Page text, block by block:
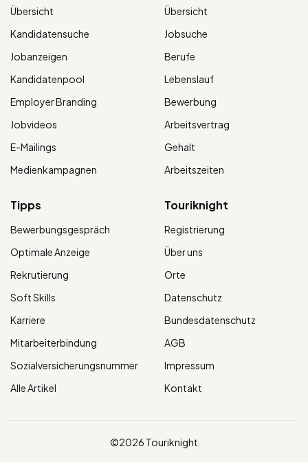
Übersicht
Kandidatensuche
Jobanzeigen
Kandidatenpool
Employer Branding
Jobvideos
E-Mailings
Medienkampagnen
Übersicht
Jobsuche
Berufe
Lebenslauf
Bewerbung
Arbeitsvertrag
Gehalt
Arbeitszeiten
Tipps
Bewerbungsgespräch
Optimale Anzeige
Rekrutierung
Soft Skills
Karriere
Mitarbeiterbindung
Sozialversicherungsnummer
Alle Artikel
Touriknight
Registrierung
Über uns
Orte
Datenschutz
Bundesdatenschutz
AGB
Impressum
Kontakt
©2026 Touriknight